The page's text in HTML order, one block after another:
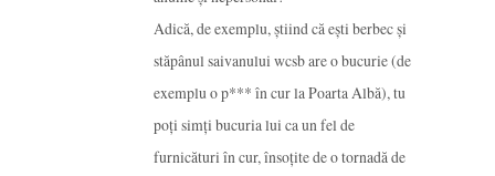
Adică, de exemplu, știind că ești berbec și
stăpânul saivanului wcsb are o bucurie (de
exemplu o p*** în cur la Poarta Albă), tu
poți simți bucuria lui ca un fel de
furnicături în cur, însoțite de o tornadă de